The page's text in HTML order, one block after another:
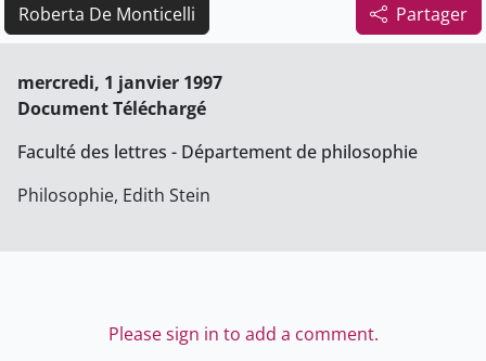
Partager
Roberta De Monticelli
mercredi, 1 janvier 1997
Document Téléchargé
Faculté des lettres - Département de philosophie
Philosophie, Edith Stein
Please sign in to add a comment.